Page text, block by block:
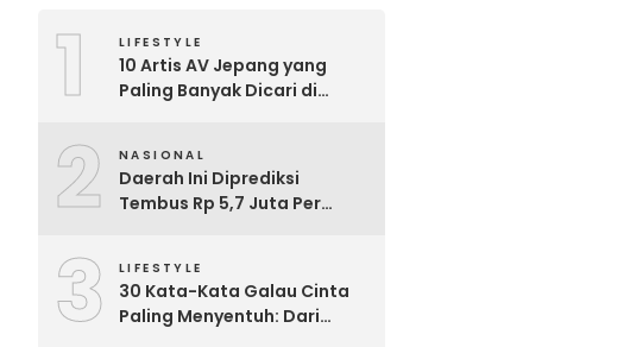
1 LIFESTYLE
10 Artis AV Jepang yang
Paling Banyak Dicari di
2 NASIONAL
Daerah Ini Diprediksi
Tembus Rp 5,7 Juta Per
Upah Minimum 2026
3 LIFESTYLE
30 Kata-Kata Galau Cinta
Paling Menyentuh: Dari